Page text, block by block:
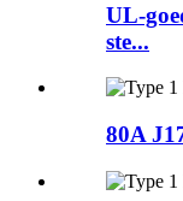
UL-
ste...
80A